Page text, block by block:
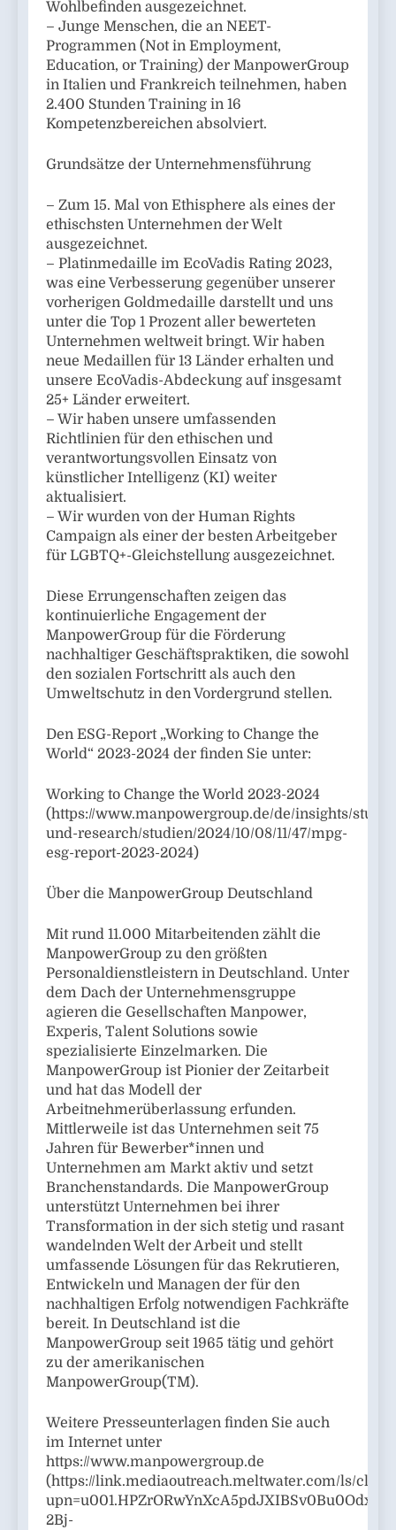
Wohlbefinden ausgezeichnet.
– Junge Menschen, die an NEET-
Programmen (Not in Employment,
Education, or Training) der ManpowerGroup
in Italien und Frankreich teilnehmen, haben
2.400 Stunden Training in 16
Kompetenzbereichen absolviert.
Grundsätze der Unternehmensführung
– Zum 15. Mal von Ethisphere als eines der
ethischsten Unternehmen der Welt
ausgezeichnet.
– Platinmedaille im EcoVadis Rating 2023,
was eine Verbesserung gegenüber unserer
vorherigen Goldmedaille darstellt und uns
unter die Top 1 Prozent aller bewerteten
Unternehmen weltweit bringt. Wir haben
neue Medaillen für 13 Länder erhalten und
unsere EcoVadis-Abdeckung auf insgesamt
25+ Länder erweitert.
– Wir haben unsere umfassenden
Richtlinien für den ethischen und
verantwortungsvollen Einsatz von
künstlicher Intelligenz (KI) weiter
aktualisiert.
– Wir wurden von der Human Rights
Campaign als einer der besten Arbeitgeber
für LGBTQ+-Gleichstellung ausgezeichnet.
Diese Errungenschaften zeigen das
kontinuierliche Engagement der
ManpowerGroup für die Förderung
nachhaltiger Geschäftspraktiken, die sowohl
den sozialen Fortschritt als auch den
Umweltschutz in den Vordergrund stellen.
Den ESG-Report „Working to Change the
World“ 2023-2024 der finden Sie unter:
Working to Change the World 2023-2024
(https://www.manpowergroup.de/de/insights/
und-research/studien/2024/10/08/11/47/mpg-
esg-report-2023-2024)
Über die ManpowerGroup Deutschland
Mit rund 11.000 Mitarbeitenden zählt die
ManpowerGroup zu den größten
Personaldienstleistern in Deutschland. Unter
dem Dach der Unternehmensgruppe
agieren die Gesellschaften Manpower,
Experis, Talent Solutions sowie
spezialisierte Einzelmarken. Die
ManpowerGroup ist Pionier der Zeitarbeit
und hat das Modell der
Arbeitnehmerüberlassung erfunden.
Mittlerweile ist das Unternehmen seit 75
Jahren für Bewerber*innen und
Unternehmen am Markt aktiv und setzt
Branchenstandards. Die ManpowerGroup
unterstützt Unternehmen bei ihrer
Transformation in der sich stetig und rasant
wandelnden Welt der Arbeit und stellt
umfassende Lösungen für das Rekrutieren,
Entwickeln und Managen der für den
nachhaltigen Erfolg notwendigen Fachkräfte
bereit. In Deutschland ist die
ManpowerGroup seit 1965 tätig und gehört
zu der amerikanischen
ManpowerGroup(TM).
Weitere Presseunterlagen finden Sie auch
im Internet unter
https://www.manpowergroup.de
(https://link.mediaoutreach.meltwater.com/ls/click?
2Bj-